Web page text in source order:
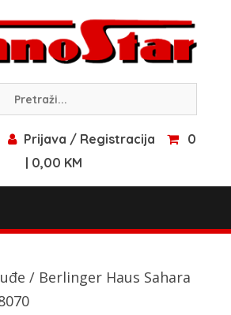
Prijava / Registracija
0
| 0,00 KM
/ Berlinger Haus Sahara